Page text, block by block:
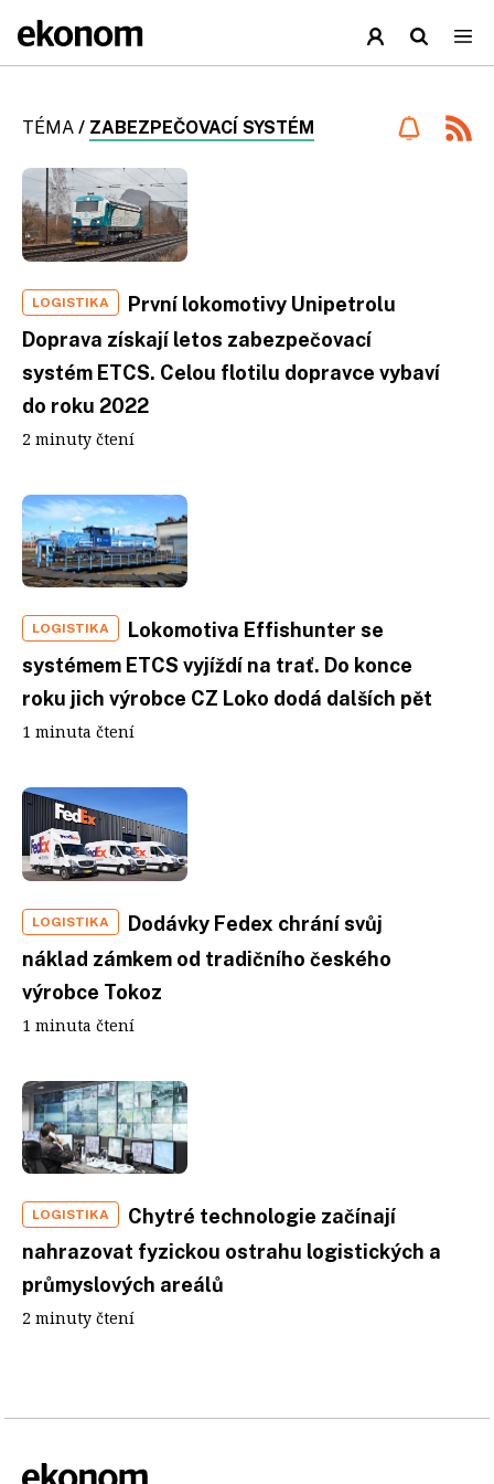
TÉMA / ZABEZPEČOVACÍ SYSTÉM
LOGISTIKA
První lokomotivy Unipetrolu
Doprava získají letos zabezpečovací
systém ETCS. Celou flotilu dopravce vybaví
do roku 2022
2 minuty čtení
LOGISTIKA
Lokomotiva Effishunter se
systémem ETCS vyjíždí na trať. Do konce
roku jich výrobce CZ Loko dodá dalších pět
1 minuta čtení
LOGISTIKA
Dodávky Fedex chrání svůj
náklad zámkem od tradičního českého
výrobce Tokoz
1 minuta čtení
LOGISTIKA
Chytré technologie začínají
nahrazovat fyzickou ostrahu logistických a
průmyslových areálů
2 minuty čtení